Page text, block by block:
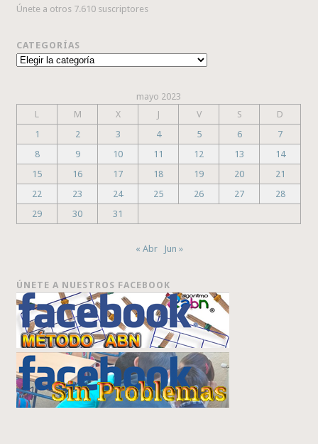
Únete a otros 7.610 suscriptores
CATEGORÍAS
Categorías
mayo 2023
L
M X J V S
D
1
2 3 4 5 6
7
8
9 10 11 12 13
14
15
16 17 18 19 20
21
22
23 24 25 26 27
28
29
30 31
« Abr Jun »
ÚNETE A NUESTROS FACEBOOK